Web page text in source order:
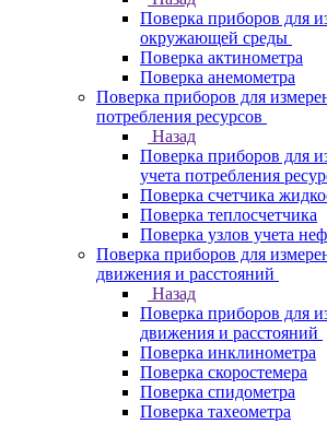
Поверка приборов для
окружающей среды
Поверка актинометра
Поверка анемометра
Поверка приборов для
потребления ресурсов
Назад
Поверка приборов для
учета потребления
Поверка счетчика
Поверка теплосчетчика
Поверка узлов учета
Поверка приборов для
движения и расстояний
Назад
Поверка приборов для
движения и расстояний
Поверка инклинометра
Поверка скоростемера
Поверка спидометра
Поверка тахеометра